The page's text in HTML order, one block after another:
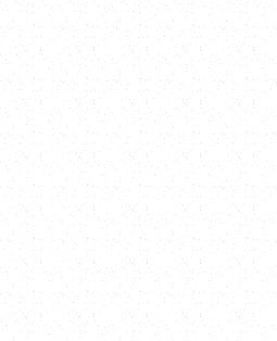
裂縫結構補強
塗料、建材零售